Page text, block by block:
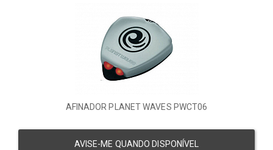
AFINADOR PLANET WAVES PWCT06
AVISE-ME QUANDO DISPONÍVEL